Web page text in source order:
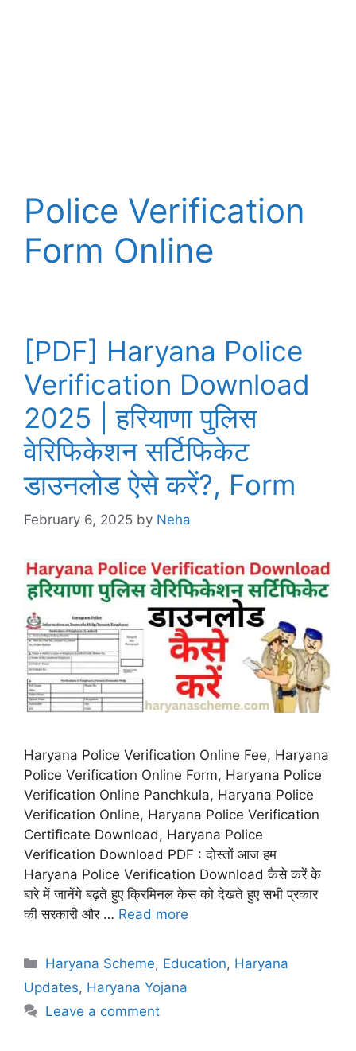
Police Verification
Form Online
[PDF] Haryana Police
Verification Download
2025 | हरियाणा पुलिस
वेरिफिकेशन सर्टिफिकेट
डाउनलोड ऐसे करें?, Form
February 6, 2025 by Neha
Haryana Police Verification Online Fee, Haryana
Police Verification Online Form, Haryana Police
Verification Online Panchkula, Haryana Police
Verification Online, Haryana Police Verification
Certificate Download, Haryana Police
Verification Download PDF : दोस्तों आज हम
Haryana Police Verification Download कैसे करें के
बारे में जानेंगे बढ़ते हुए क्रिमिनल केस को देखते हुए सभी प्रकार
की सरकारी और … Read more
Categories
Haryana Scheme, Education, Haryana
Updates, Haryana Yojana
Leave a comment